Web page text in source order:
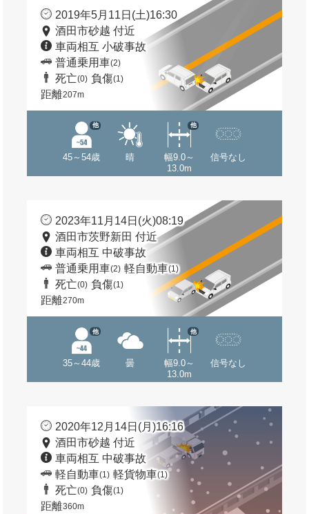
2019年5月11日(土)16:30
酒田市砂越 付近
車両相互 小破事故
普通乗用車(2)
死亡(0) 負傷(1)
距離207m
45～54歳
他
晴
幅9.0～
13.0m
他
信号なし
2023年11月14日(火)08:19
酒田市茨野新田 付近
車両相互 中破事故
普通乗用車(2) 軽自動車(1)
死亡(0) 負傷(1)
距離270m
35～44歳
他
曇
幅9.0～
13.0m
他
信号なし
2020年12月14日(月)16:16
酒田市砂越 付近
車両相互 中破事故
軽自動車(1) 軽貨物車(1)
死亡(0) 負傷(1)
距離360m